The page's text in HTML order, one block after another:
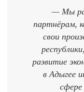
— Мы
партнёрам,
свои
развитие
в Адыгее
сфере